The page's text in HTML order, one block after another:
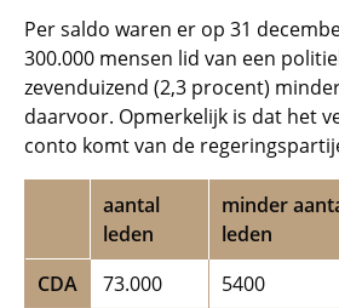
Per saldo waren er op 31
300.000 mensen lid van een
zevenduizend (2,3 procent)
daarvoor. Opmerkelijk is dat het
conto komt van de
aantal
leden
minder
leden
CDA 73.000 5400